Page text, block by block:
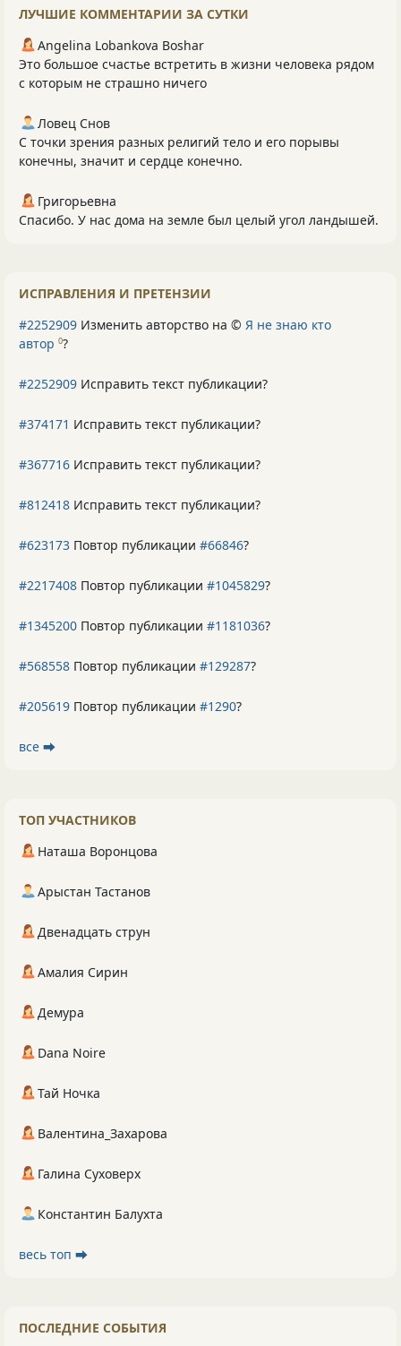
ЛУЧШИЕ КОММЕНТАРИИ ЗА СУТКИ
Angelina Lobankova Boshar
Это большое счастье встретить в жизни человека рядом
с которым не страшно ничего
Ловец Снов
С точки зрения разных религий тело и его порывы
конечны, значит и сердце конечно.
Григорьевна
Спасибо. У нас дома на земле был целый угол ландышей.
ИСПРАВЛЕНИЯ И ПРЕТЕНЗИИ
#2252909 Изменить авторство на © Я не знаю кто
автор 0?
#2252909 Исправить текст публикации?
#374171 Исправить текст публикации?
#367716 Исправить текст публикации?
#812418 Исправить текст публикации?
#623173 Повтор публикации #66846?
#2217408 Повтор публикации #1045829?
#1345200 Повтор публикации #1181036?
#568558 Повтор публикации #129287?
#205619 Повтор публикации #1290?
все ⮕
ТОП УЧАСТНИКОВ
Наташа Воронцова
Арыстан Тастанов
Двенадцать струн
Амалия Сирин
Демура
Dana Noire
Тай Ночка
Валентина_Захарова
Галина Суховерх
Константин Балухта
весь топ ⮕
ПОСЛЕДНИЕ СОБЫТИЯ